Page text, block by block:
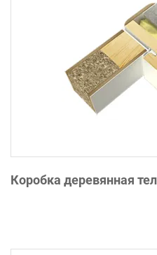
Коробка деревянная